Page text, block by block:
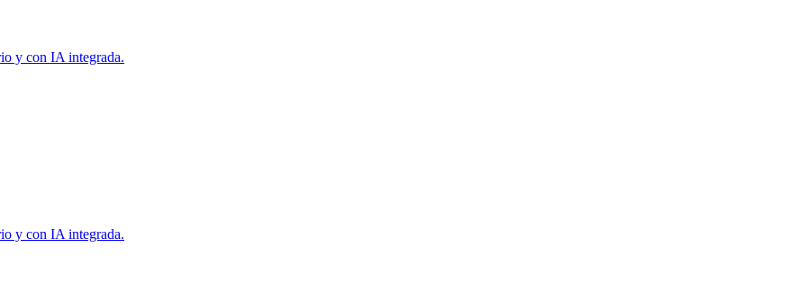
y con IA integrada.
y con IA integrada.